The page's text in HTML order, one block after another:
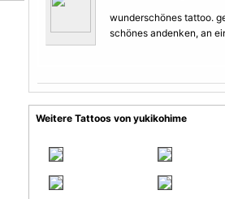
wunderschönes tattoo.
schönes andenken, an
Weitere Tattoos von yukikohime